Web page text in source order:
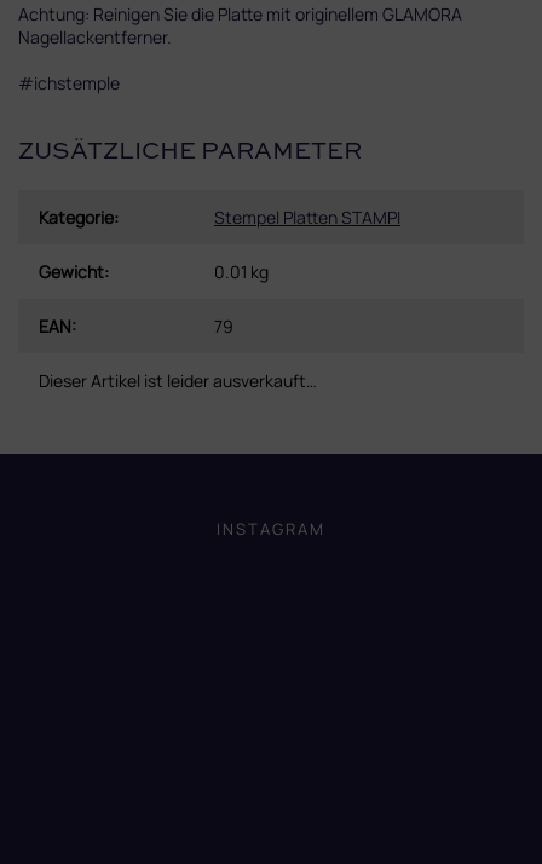
Achtung: Reinigen Sie die Platte mit originellem GLAMORA
Nagellackentferner.
#ichstemple
ZUSÄTZLICHE PARAMETER
Kategorie: Stempel Platten STAMPI
Gewicht: 0.01 kg
EAN: 79
Dieser Artikel ist leider ausverkauft…
INSTAGRAM